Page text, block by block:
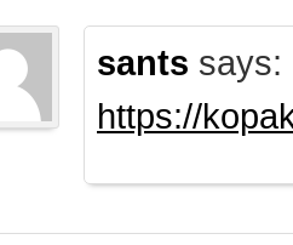
sants says:
https://